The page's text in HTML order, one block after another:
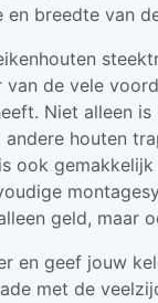
en breedte van
de vele
Niet alleen
houten
ook
geld, maar
en geef jouw
met de